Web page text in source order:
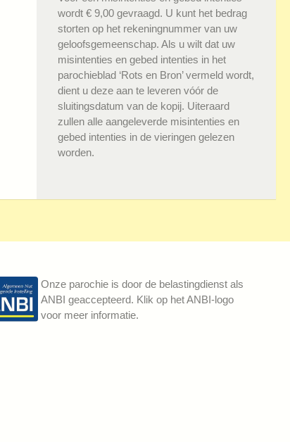
wordt € 9,00 gevraagd. U kunt het bedrag
storten op het rekeningnummer van uw
geloofsgemeenschap. Als u wilt dat uw
misintenties en gebed intenties in het
parochieblad ‘Rots en Bron’ vermeld wordt,
dient u deze aan te leveren vóór de
sluitingsdatum van de kopij. Uiteraard
zullen alle aangeleverde misintenties en
gebed intenties in de vieringen gelezen
worden.
Onze parochie is door de belastingdienst als
ANBI geaccepteerd. Klik op het ANBI-logo
voor meer informatie.